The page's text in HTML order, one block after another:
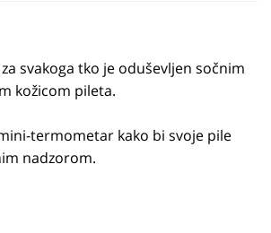
svakoga tko je oduševljen sočnim
kožicom pileta.
termometar kako bi svoje pile
nadzorom.